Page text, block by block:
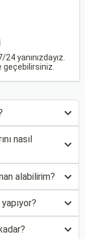
yanınızdayız.
nasıl
alabilirim?